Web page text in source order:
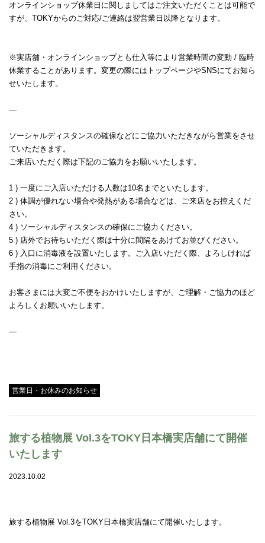
オンラインショップ休業日に関しましてはご注文いただくことは可能で
すが、TOKYからのご対応/ご連絡は翌営業日以降となります。
※実店舗・オンラインショップとも仕入等により営業時間の変動 / 臨時
休業することがあります。変更の際にはトップページやSNSにてお知ら
せいたします。
—
ソーシャルディスタンスの確保などにご協力いただきながら営業をさせ
ていただきます。
ご来店いただく際は下記のご協力をお願いいたします。
1 ) 一度にご入店いただける人数は10名までといたします。
2 ) 体調が優れない場合や発熱がある場合などは、ご来店をお控えくだ
さい。
4 ) ソーシャルディスタンスの確保にご協力ください。
5 ) 店外でお待ちいただく際は十分に間隔をあけてお並びください。
6 ) 入口に消毒液を設置いたします。ご入店いただく際、よろしければ
手指の消毒にご利用ください。
お客さまには大変ご不便をおかけいたしますが、ご理解・ご協力のほど
よろしくお願いいたします。
—
営業日・お休みのお知らせ
旅する植物展 Vol.3をTOKY日本橋実店舗にて開催
いたします
2023.10.02
旅する植物展 Vol.3をTOKY日本橋実店舗にて開催いたします。